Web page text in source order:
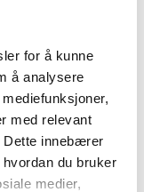
for å kunne
å analysere
med relevant
Dette innebærer
du bruker
medier,
Lie-
Andreas